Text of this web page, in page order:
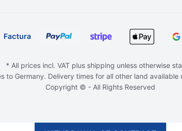
* All prices incl. VAT plus shipping unless otherwise
to Germany. Delivery times for all other land
Copyright © - All Rights Reserved